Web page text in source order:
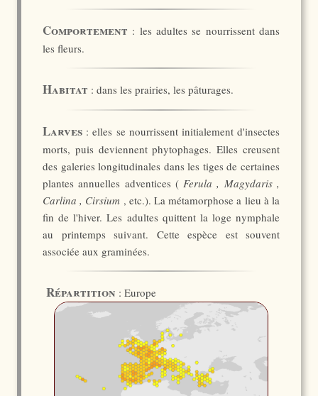
Comportement : les adultes se nourrissent dans
les fleurs.
Habitat : dans les prairies, les pâturages.
Larves : elles se nourrissent initialement d'insectes
morts, puis deviennent phytophages. Elles creusent
des galeries longitudinales dans les tiges de certaines
plantes annuelles adventices (Ferula , Magydaris ,
Carlina , Cirsium , etc.). La métamorphose a lieu à la
fin de l'hiver. Les adultes quittent la loge nymphale
au printemps suivant. Cette espèce est souvent
associée aux graminées.
Répartition : Europe